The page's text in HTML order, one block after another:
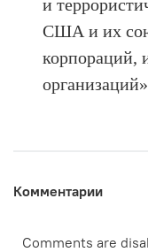
и
США и их
корпораций,
Комментарии
Comments are